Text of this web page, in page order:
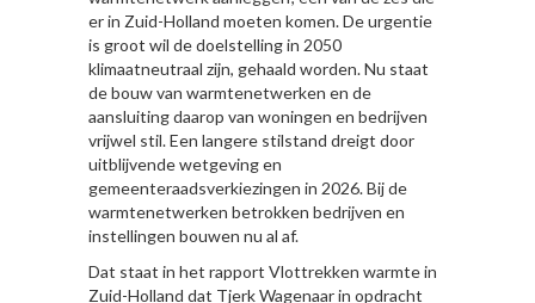
er in Zuid-Holland moeten komen. De urgentie
is groot wil de doelstelling in 2050
klimaatneutraal zijn, gehaald worden. Nu staat
de bouw van warmtenetwerken en de
aansluiting daarop van woningen en bedrijven
vrijwel stil. Een langere stilstand dreigt door
uitblijvende wetgeving en
gemeenteraadsverkiezingen in 2026. Bij de
warmtenetwerken betrokken bedrijven en
instellingen bouwen nu al af.
Dat staat in het rapport Vlottrekken warmte in
Zuid-Holland dat Tjerk Wagenaar in opdracht